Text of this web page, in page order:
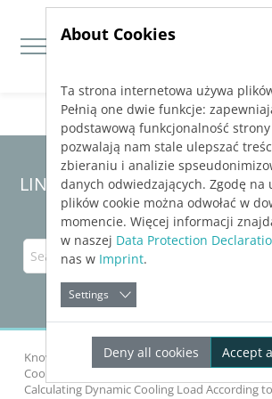
Jump directly to main navigation
Jump directly to content
LINEAR Solutions 23 for Revit
Knowledge Base Revit
Analyzing Buildings
Cooling Load Dynamic
Calculating Dynamic Cooling Load According to
About Cookies
Ta strona internetowa używa
Pełnią one dwie funkcje:
podstawową funkcjonalność
pozwalają nam stale ulepszać
zbieraniu i analizie
danych odwiedzających. Zgodę na
plików cookie można odwołać w
momencie. Więcej informacji
w naszej Data Protection
nas w Imprint.
Settings
Deny all cookies Accept